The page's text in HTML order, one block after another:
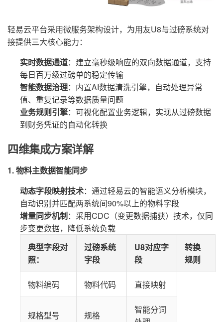
轻易云平台采用微服务架构设计，为用友U8与过磅系统对
接提供三大核心能力：
实时数据通道：建立毫秒级响应的双向数据通道，支持
每日百万级过磅单的稳定传输
智能数据治理：内置AI数据清洗引擎，自动处理异常
值、重复记录等数据质量问题
业务规则引擎：可视化配置业务逻辑，实现从过磅数据
到财务凭证的自动化转换
四维集成方案详解
1. 物料主数据智能同步
动态字段映射技术：通过轻易云的智能语义分析模块，
自动识别并匹配两系统间90%以上的物料字段
增量同步机制：采用CDC（变更数据捕获）技术，仅同
步变更数据，降低系统负载
典型字段对
照：
过磅系统
字段
U8对应字
段
转换
规则
物料编码 物料代码 直接映射
规格型号 规格
智能分词